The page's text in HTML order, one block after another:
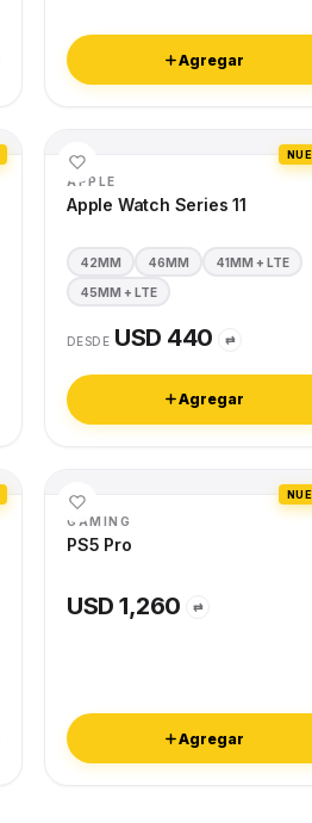
Agregar
APPLE
Apple Watch Series 11
42MM 46MM 41MM + LTE
45MM + LTE
DESDE USD 440 ⇄
Agregar
GAMING
PS5 Pro
USD 1,260 ⇄
Agregar